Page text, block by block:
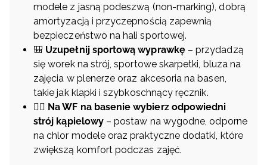
modele z jasną podeszwą (non-marking), dobrą
amortyzacją i przyczepnością zapewnią
bezpieczeństwo na hali sportowej.
🎒 Uzupełnij sportową wyprawkę– przydadzą
się worek na strój, sportowe skarpetki, bluza na
zajęcia w plenerze oraz akcesoria na basen,
takie jak klapki i szybkoschnący ręcznik.
🏊‍♂️ Na WF na basenie wybierz odpowiedni
strój kąpielowy– postaw na wygodne, odporne
na chlor modele oraz praktyczne dodatki, które
zwiększą komfort podczas zajęć.